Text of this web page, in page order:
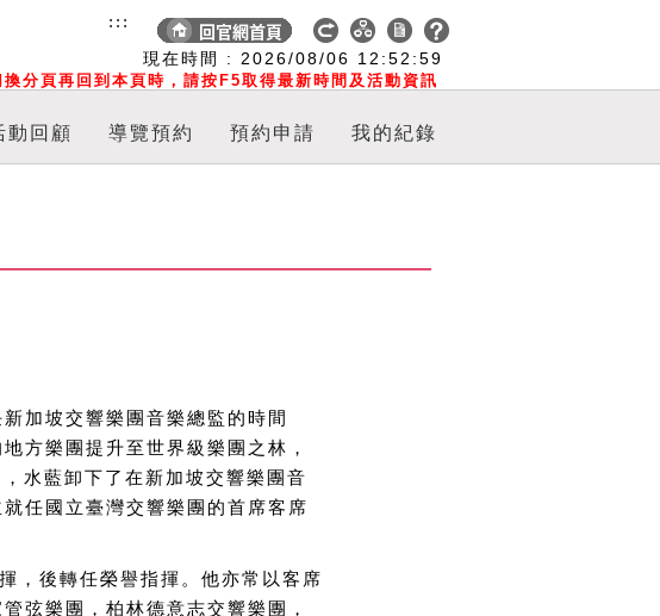
現在時間 : 2026/08/06 12:52:59
換分頁再回到本頁時，請按F5取得最新時間及活動資訊
:::
動回顧 導覽預約 預約申請 我的紀錄
加坡交響樂團音樂總監的時間
方樂團提升至世界級樂團之林，
水藍卸下了在新加坡交響樂團音
任國立臺灣交響樂團的首席客席
，後轉任榮譽指揮。他亦常以客席
弦樂團，柏林德意志交響樂團，